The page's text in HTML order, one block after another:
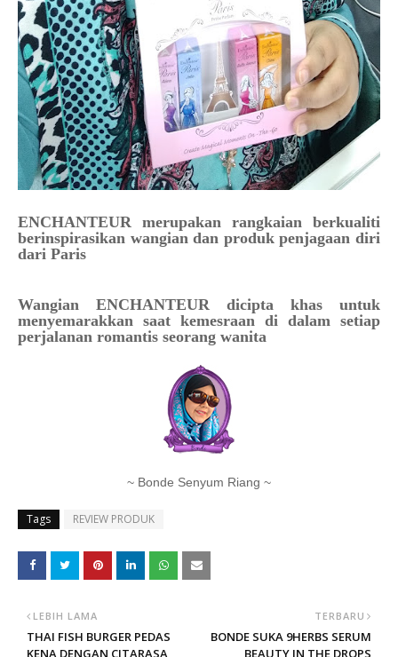
ENCHANTEUR merupakan rangkaian berkualiti
berinspirasikan wangian dan produk penjagaan diri
dari Paris
Wangian ENCHANTEUR dicipta khas untuk
menyemarakkan saat kemesraan di dalam setiap
perjalanan romantis seorang wanita
~ Bonde Senyum Riang ~
Tags REVIEW PRODUK
TERBARU
BONDE SUKA 9HERBS SERUM
LEBIH LAMA
THAI FISH BURGER PEDAS